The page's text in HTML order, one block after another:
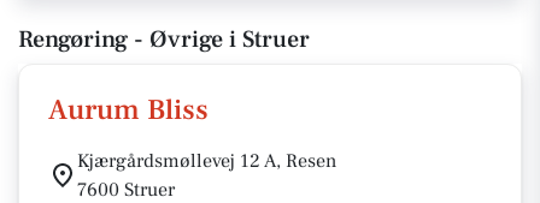
Rengøring - Øvrige i Struer
Aurum Bliss
Kjærgårdsmøllevej 12 A, Resen
7600 Struer